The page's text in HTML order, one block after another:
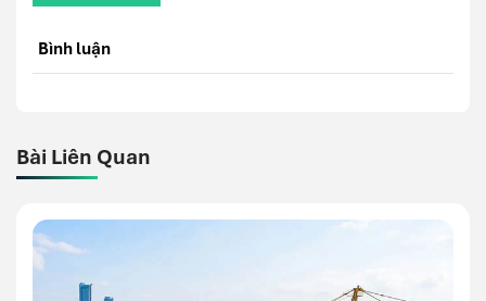
Bình luận
Bài Liên Quan